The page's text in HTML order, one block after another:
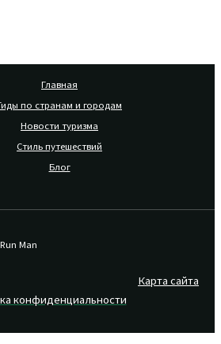
Главная
по странам и городам
Новости туризма
Стиль путешествий
Блог
Man
Карта сайта
конфиденциальности